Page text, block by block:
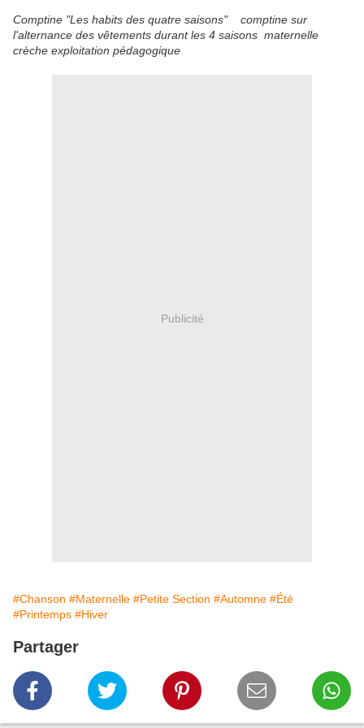
Comptine "Les habits des quatre saisons" comptine sur
l'alternance des vêtements durant les 4 saisons maternelle
crèche exploitation pédagogique
Publicité
#Chanson #Maternelle #Petite Section #Automne #Été
#Printemps #Hiver
Partager